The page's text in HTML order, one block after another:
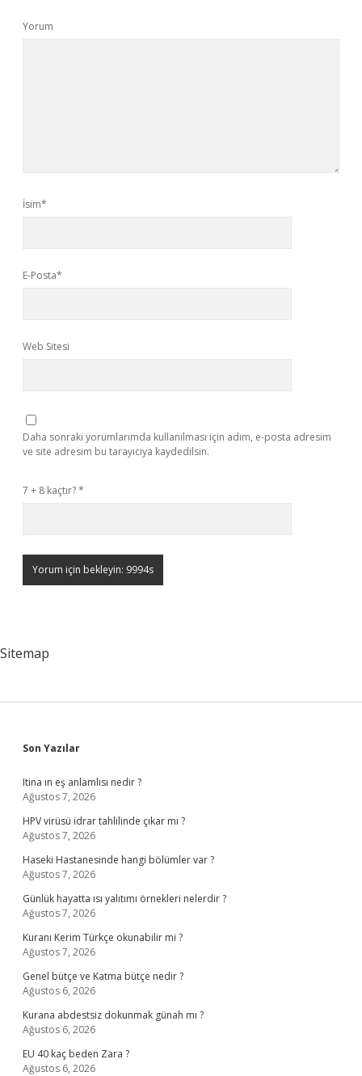
Yorum
İsim*
E-Posta*
Web Sitesi
Daha sonraki yorumlarımda kullanılması için adım, e-posta adresim
ve site adresim bu tarayıcıya kaydedilsin.
7 + 8 kaçtır?*
Sitemap
Sidebar
Son Yazılar
Itina ın eş anlamlısı nedir ?
Ağustos 7, 2026
HPV virüsü idrar tahlilinde çıkar mı ?
Ağustos 7, 2026
Haseki Hastanesinde hangi bölümler var ?
Ağustos 7, 2026
Günlük hayatta ısı yalıtımı örnekleri nelerdir ?
Ağustos 7, 2026
Kuranı Kerim Türkçe okunabilir mi ?
Ağustos 7, 2026
Genel bütçe ve Katma bütçe nedir ?
Ağustos 6, 2026
Kurana abdestsiz dokunmak günah mı ?
Ağustos 6, 2026
EU 40 kaç beden Zara ?
Ağustos 6, 2026